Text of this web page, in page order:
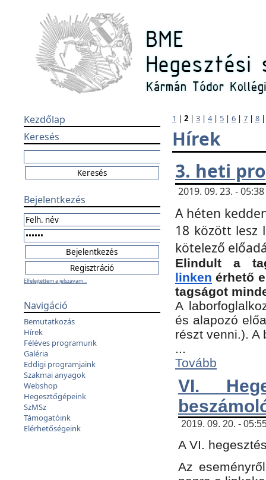
Kezdőlap
Keresés
Bejelentkezés
Elfelejtettem a jelszavam...
Navigáció
Bemutatkozás
Hírek
Féléves programunk
Galéria
Eddigi programjaink
Szakmai anyagok
Webshop
Hegesztőgépeink
SzMSz
Támogatóink
Elérhetőségeink
1 | 2 | 3 | 4| 5 | 6 | 7 | 8
Hírek
3. heti
2019. 09. 23. -
A héten
18 között lesz
kötelező
Elindult a
linken érhető
tagságot
A
és alapozó
részt venni.).
...
Tovább
VI.
2019. 09. 20. -
A VI.
Az